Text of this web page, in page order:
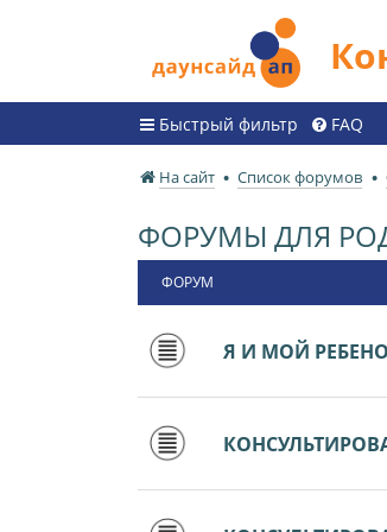
Быстрый фильтр FAQ
На сайт Список форумов
ФОРУМЫ ДЛЯ
ФОРУМ
Я И МОЙ